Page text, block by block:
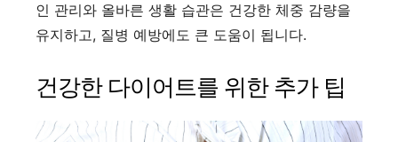
인 관리와 올바른 생활 습관은 건강한 체중 감량을
유지하고, 질병 예방에도 큰 도움이 됩니다.
건강한 다이어트를 위한 추가 팁